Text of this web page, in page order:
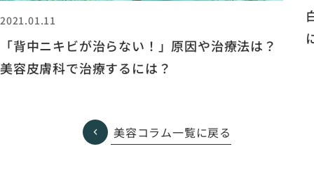
2021.01.11
「背中ニキビが治らない！」原因や治療法は？
美容皮膚科で治療するには？
美容コラム一覧に戻る